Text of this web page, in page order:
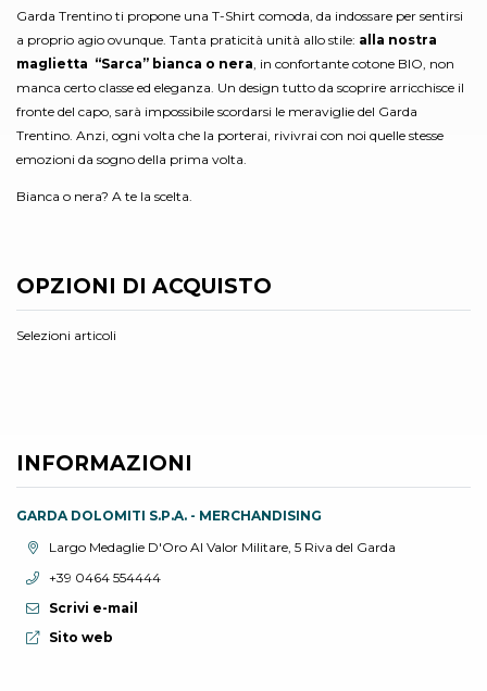
Garda Trentino ti propone una T-Shirt comoda, da indossare per sentirsi
a proprio agio ovunque. Tanta praticità unità allo stile: alla nostra
maglietta “Sarca” bianca o nera, in confortante cotone BIO, non
manca certo classe ed eleganza. Un design tutto da scoprire arricchisce il
fronte del capo, sarà impossibile scordarsi le meraviglie del Garda
Trentino. Anzi, ogni volta che la porterai, rivivrai con noi quelle stesse
emozioni da sogno della prima volta.
Bianca o nera? A te la scelta.
OPZIONI DI ACQUISTO
Selezioni articoli
INFORMAZIONI
GARDA DOLOMITI S.P.A. - MERCHANDISING
Località:Largo Medaglie D'Oro Al Valor Militare, 5 Riva del Garda
Telefono:
+39 0464 554444
Scrivi e-mail
Sito web:
Sito web